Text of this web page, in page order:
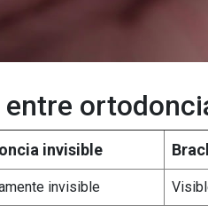
invisible
invisible